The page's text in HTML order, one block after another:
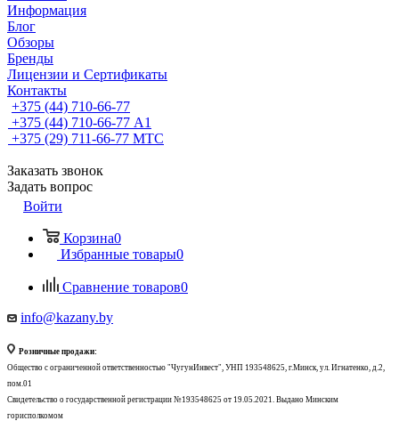
Информация
Блог
Обзоры
Бренды
Лицензии и Сертификаты
Контакты
+375 (44) 710-66-77
+375 (44) 710-66-77 А1
+375 (29) 711-66-77 МТС
Заказать звонок
Задать вопрос
Войти
Корзина0
Избранные товары0
Сравнение товаров0
info@kazany.by
Розничные продажи:
Общество с ограниченной ответственностью "ЧугунИнвест", УНП 193548625, г.Минск, ул. Игнатенко, д.2,
пом.01
Свидетельство о государственной регистрации №193548625 от 19.05.2021. Выдано Минским
горисполкомом